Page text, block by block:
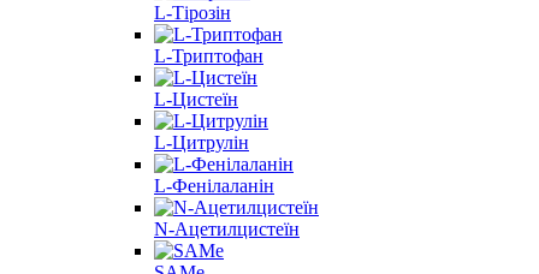
L-Тірозін
L-Триптофан
L-Цистеїн
L-Цитрулін
L-Фенілаланін
N-Ацетилцистеїн